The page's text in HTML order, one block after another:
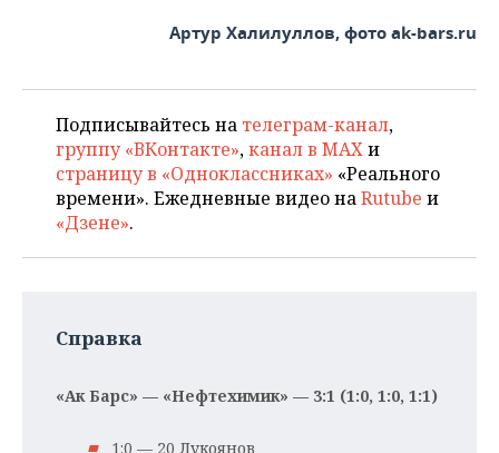
Артур Халилуллов, фото ak-bars.ru
Подписывайтесь на телеграм-канал,
группу «ВКонтакте»,канал в MAXи
страницу в «Одноклассниках» «Реального
времени». Ежедневные видео наRutube и
«Дзене».
Справка
«Ак Барс» — «Нефтехимик» — 3:1 (1:0, 1:0, 1:1)
1:0 — 20 Лукоянов